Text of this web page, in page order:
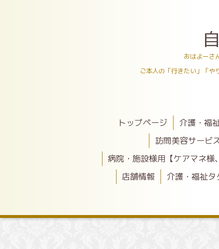
おはよーさ
ご本人の「行きたい」「や
トップページ 介護・福
訪問美容サービ
病院・施設様用【ケアマネ様
店舗情報
介護・福祉タ